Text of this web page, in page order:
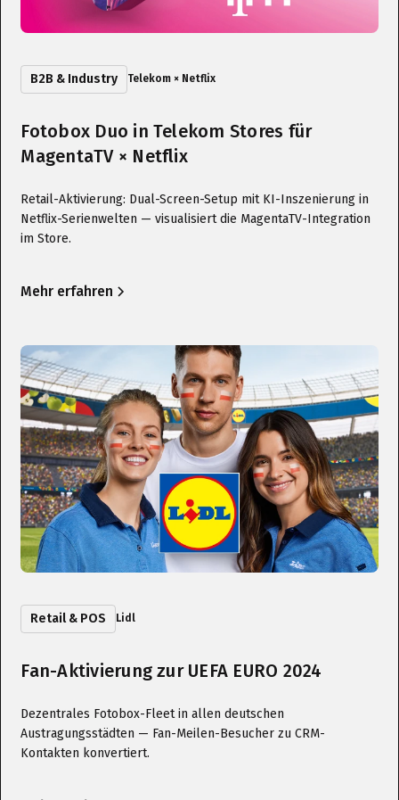
B2B & Industry Telekom × Netflix
Fotobox Duo in Telekom Stores für
MagentaTV × Netflix
Retail-Aktivierung: Dual-Screen-Setup mit KI-Inszenierung in
Netflix-Serienwelten — visualisiert die MagentaTV-Integration
im Store.
Mehr erfahren
Retail & POS Lidl
Fan-Aktivierung zur UEFA EURO 2024
Dezentrales Fotobox-Fleet in allen deutschen
Austragungsstädten — Fan-Meilen-Besucher zu CRM-
Kontakten konvertiert.